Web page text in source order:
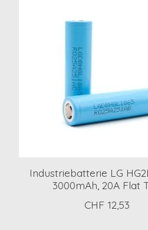
Industriebatterie LG
3000mAh, 20A Flat
CHF 12,53